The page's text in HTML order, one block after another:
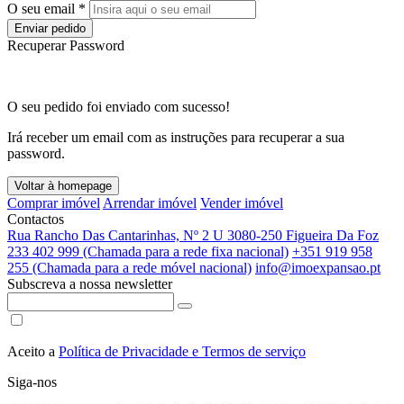
O seu email *
Enviar pedido
Recuperar Password
O seu pedido foi enviado com sucesso!
Irá receber um email com as instruções para recuperar a sua
password.
Voltar à homepage
Comprar imóvel Arrendar imóvel Vender imóvel
Contactos
Rua Rancho Das Cantarinhas, Nº 2 U 3080-250 Figueira Da Foz
233 402 999 (Chamada para a rede fixa nacional) +351 919 958
255 (Chamada para a rede móvel nacional) info@imoexpansao.pt
Subscreva a nossa newsletter
Aceito a Política de Privacidade e Termos de serviço
Siga-nos